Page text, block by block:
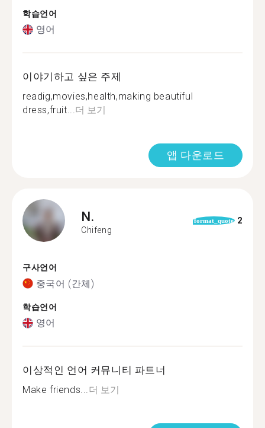
학습언어
영어
이야기하고 싶은 주제
readig,movies,health,making beautiful
dress,fruit...더 보기
앱 다운로드
N.
Chifeng
format_quote 2
구사언어
중국어 (간체)
학습언어
영어
이상적인 언어 커뮤니티 파트너
Make friends...더 보기